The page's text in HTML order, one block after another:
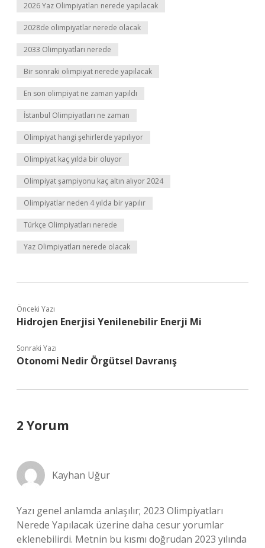
2026 Yaz Olimpiyatları nerede yapılacak
2028de olimpiyatlar nerede olacak
2033 Olimpiyatları nerede
Bir sonraki olimpiyat nerede yapılacak
En son olimpiyat ne zaman yapıldı
İstanbul Olimpiyatları ne zaman
Olimpiyat hangi şehirlerde yapılıyor
Olimpiyat kaç yılda bir oluyor
Olimpiyat şampiyonu kaç altın alıyor 2024
Olimpiyatlar neden 4 yılda bir yapılır
Türkçe Olimpiyatları nerede
Yaz Olimpiyatları nerede olacak
Önceki Yazı
Hidrojen Enerjisi Yenilenebilir Enerji Mi
Sonraki Yazı
Otonomi Nedir Örgütsel Davranış
2 Yorum
Kayhan Uğur
Yazı genel anlamda anlaşılır; 2023 Olimpiyatları
Nerede Yapılacak üzerine daha cesur yorumlar
eklenebilirdi. Metnin bu kısmı doğrudan 2023 yılında